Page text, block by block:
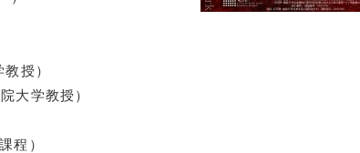
授）
大学教授）
程）